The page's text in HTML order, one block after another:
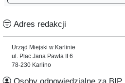
Adres redakcji
Urząd Miejski w Karlinie
ul. Plac Jana Pawła II 6
78-230 Karlino
Osoby odpowiedzialne za BIP